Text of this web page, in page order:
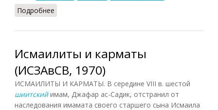
Подробнее
Исмаилиты и карматы
(ИСЗАвСВ, 1970)
ИСМАИЛИТЫ И КАРМАТЫ. В середине VIII в. шестой
шиитскийимам, Джафар ас-Садик, отстранил от
наследования имамата своего старшего сына Исмаила